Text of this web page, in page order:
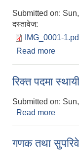
Submitted on:
दस्तावेज:
IMG_0001-
Read more
रिक्त पदमा
Submitted on:
Read more
गणक तथा